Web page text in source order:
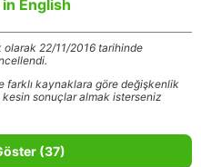
English
22/11/2016 tarihinde
farklı kaynaklara göre değişkenlik
sonuçlar almak isterseniz
(37)